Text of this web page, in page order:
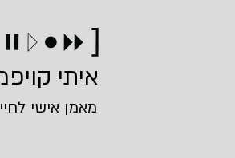
איתי
מאמן אישי